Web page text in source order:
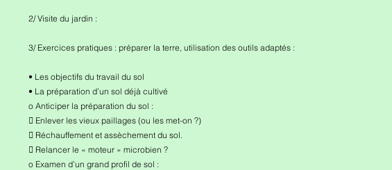
2/ Visite du jardin :
3/ Exercices pratiques : préparer la terre, utilisation des outils adaptés :
• Les objectifs du travail du sol
• La préparation d’un sol déjà cultivé
o Anticiper la préparation du sol :
 Enlever les vieux paillages (ou les met-on ?)
 Réchauffement et assèchement du sol.
 Relancer le « moteur » microbien ?
o Examen d’un grand profil de sol :